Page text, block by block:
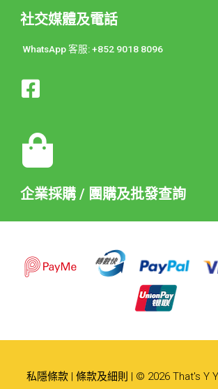
社交媒體及電話
WhatsApp 客服: +852 9018 8096
企業採購 / 團購及批發查詢
私隱條款 | 條款及細則 | © 2026 That's Y